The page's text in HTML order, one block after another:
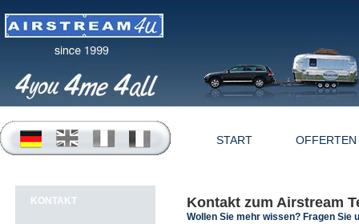
KONTAKT
START OFFERTEN
Kontakt zum Airstream
Wollen Sie mehr wissen? Fragen Sie